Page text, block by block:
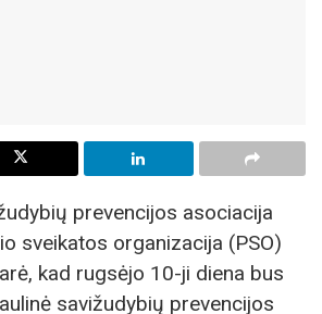
prevencijos asociacija
sveikatos organizacija (PSO)
kad rugsėjo 10-ji diena bus
savižudybių prevencijos